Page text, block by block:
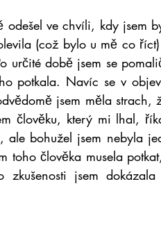
odešel ve chvíli, kdy jsem
(což bylo u mě co
určité době jsem se
potkala. Navíc se v
jsem měla
člověku, který mi lhal,
ale bohužel jsem nebyla
toho člověka musela
zkušenosti jsem dokázala